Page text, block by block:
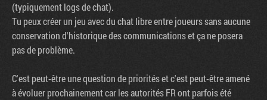
(typiquement logs de chat).
Tu peux créer un jeu avec du chat libre entre joueurs sans aucune
conservation d'historique des communications et ça ne posera
pas de problème.
C'est peut-être une question de priorités et c'est peut-être amené
à évoluer prochainement car les autorités FR ont parfois été